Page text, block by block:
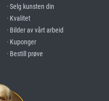
· Selg kunsten din
· Kvalitet
· Bilder av vårt arbeid
· Kuponger
· Bestill prøve